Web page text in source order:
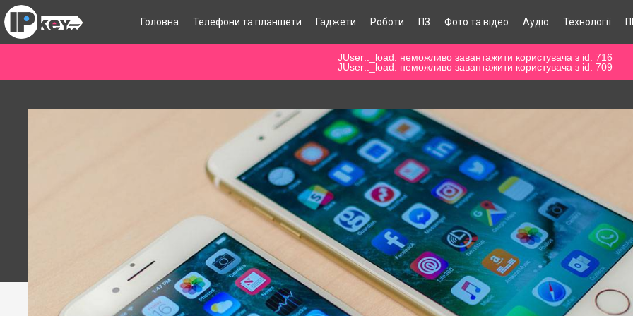
Головна Телефони та планшети Гаджети Роботи ПЗ Фото та відео Аудіо Технології
JUser::_load: неможливо завантажити користувача з id: 716
JUser::_load: неможливо завантажити користувача з id: 709